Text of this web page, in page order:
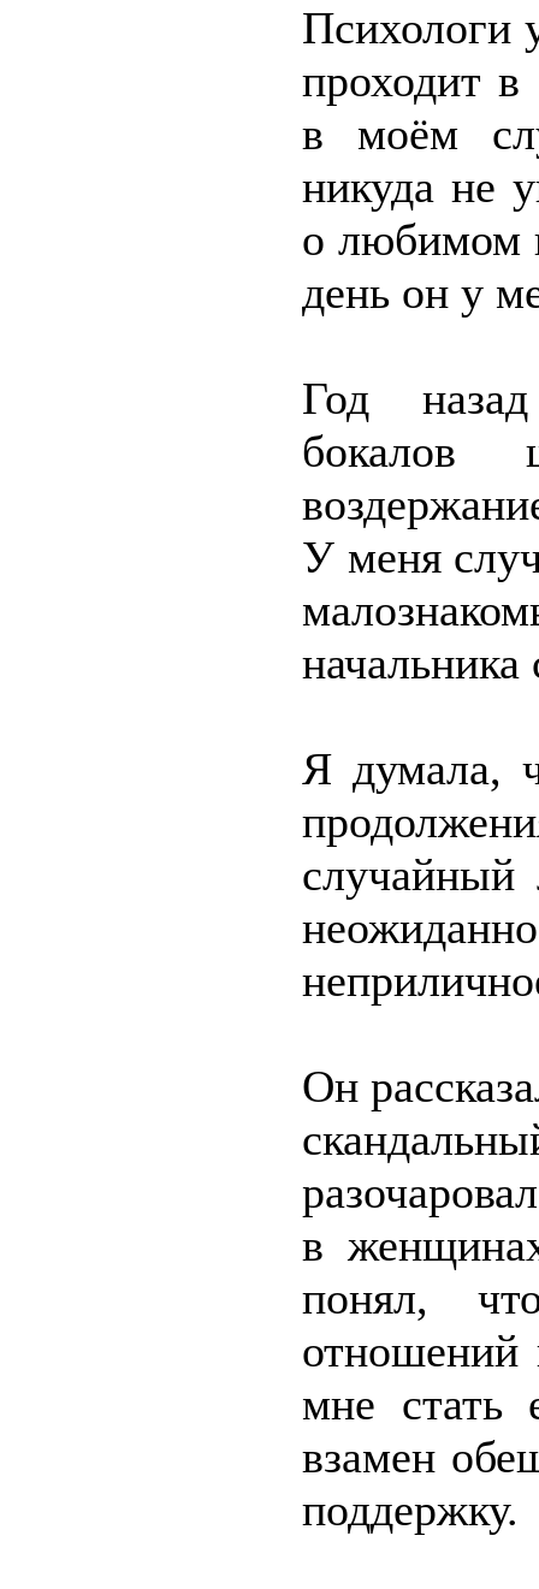
Психологи
проходит в
в моём
никуда не
о любимом
день он у
Год
бокалов
У меня
начальника
Я думала,
Он
в
понял,
отношений
мне стать
взамен
поддержку.